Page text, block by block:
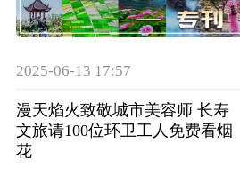
2025-06-13 17:57
漫天焰火致敬城市美容师 长寿
文旅请100位环卫工人免费看烟
花